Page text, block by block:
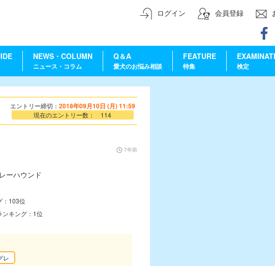
ログイン 会員登録
NEWS・COLUMN
ニュース・コラム
Q＆A
愛犬のお悩み相談
FEATURE
特集 検定
エントリー締切： 2018年09月10日 (月) 11:59
現在のエントリー数： 114
7年前
ーハウンド
：103位
ンキング：1位
レ